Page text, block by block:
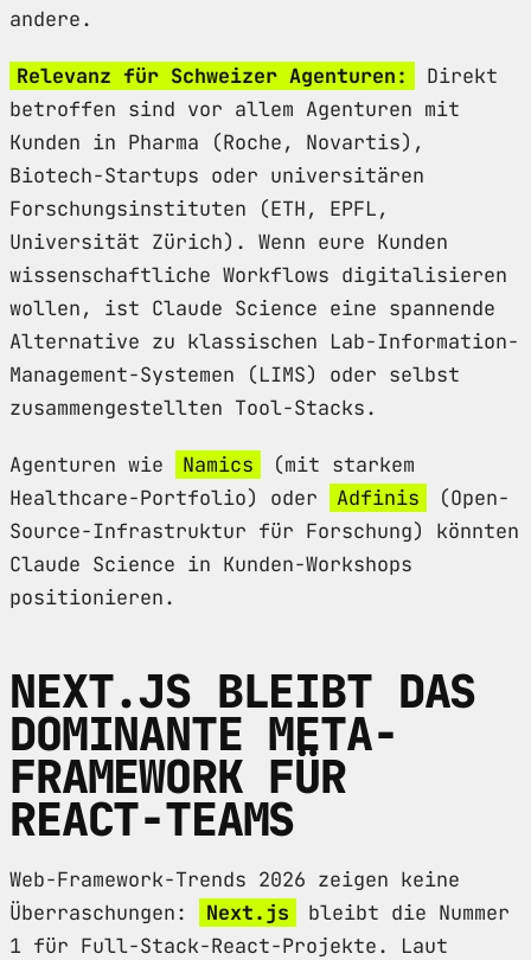
andere.
Relevanz für Schweizer Agenturen:
Direkt
betroffen sind vor allem Agenturen mit
Kunden in Pharma (Roche, Novartis),
Biotech-Startups oder universitären
Forschungsinstituten (ETH, EPFL,
Universität Zürich). Wenn eure Kunden
wissenschaftliche Workflows digitalisieren
wollen, ist Claude Science eine spannende
Alternative zu klassischen Lab-Information-
Management-Systemen (LIMS) oder selbst
zusammengestellten Tool-Stacks.
Agenturen wie Namics
(mit starkem
Healthcare-Portfolio) oder
Adfinis
(Open-
Source-Infrastruktur für Forschung) könnten
Claude Science in Kunden-Workshops
positionieren.
NEXT.JS BLEIBT DAS
DOMINANTE META-
FRAMEWORK FÜR
REACT-TEAMS
Web-Framework-Trends 2026 zeigen keine
Überraschungen:
Next.js
bleibt die Nummer
1 für Full-Stack-React-Projekte. Laut